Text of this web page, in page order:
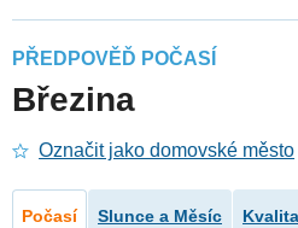
PŘEDPOVĚĎ POČASÍ
Březina
Označit jako domovské město
Počasí Slunce a Měsíc